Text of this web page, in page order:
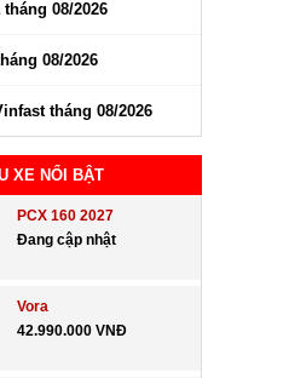
08/2026
08/2026
tháng 08/2026
XE NỔI BẬT
PCX 160 2027
Đang cập nhật
Vora
42.990.000 VNĐ